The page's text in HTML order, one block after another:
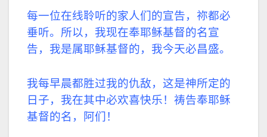
每一位在线聆听的家人们的宣告，祢都必
垂听。所以，我现在奉耶稣基督的名宣
告，我是属耶稣基督的，我今天必昌盛。
我每早晨都胜过我的仇敌，这是神所定的
日子，我在其中必欢喜快乐！祷告奉耶稣
基督的名，阿们！